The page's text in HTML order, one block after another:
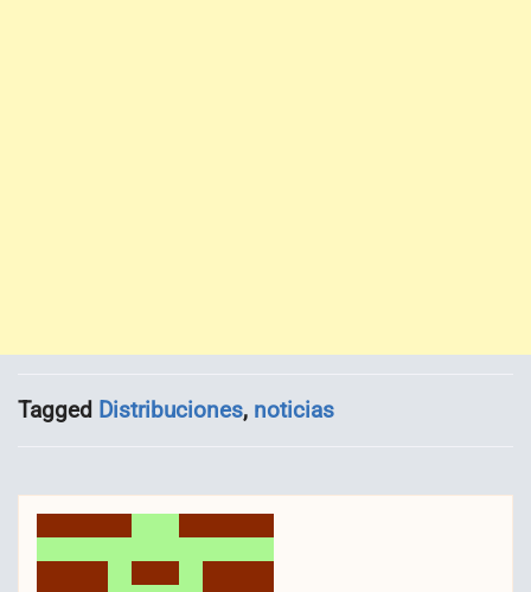
Tagged Distribuciones, noticias